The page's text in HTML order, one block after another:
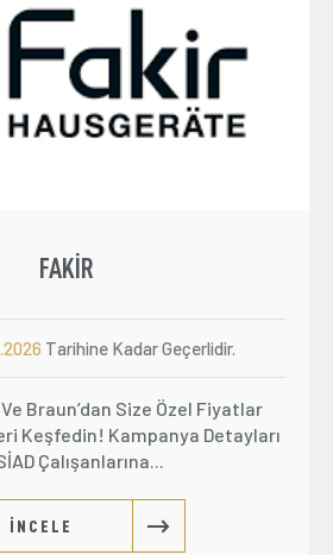
FAKIR
Tarihine Kadar Geçerlidir.
Braun’dan Size Özel Fiyatlar
Keşfedin! Kampanya Detayları
Çalışanlarına...
İNCELE